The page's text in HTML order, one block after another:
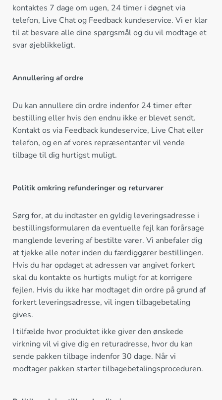
kontaktes 7 dage om ugen, 24 timer i døgnet via
telefon, Live Chat og Feedback kundeservice. Vi er klar
til at besvare alle dine spørgsmål og du vil modtage et
svar øjeblikkeligt.
Annullering af ordre
Du kan annullere din ordre indenfor 24 timer efter
bestilling eller hvis den endnu ikke er blevet sendt.
Kontakt os via Feedback kundeservice, Live Chat eller
telefon, og en af vores repræsentanter vil vende
tilbage til dig hurtigst muligt.
Politik omkring refunderinger og returvarer
Sørg for, at du indtaster en gyldig leveringsadresse i
bestillingsformularen da eventuelle fejl kan forårsage
manglende levering af bestilte varer. Vi anbefaler dig
at tjekke alle noter inden du færdiggører bestillingen.
Hvis du har opdaget at adressen var angivet forkert
skal du kontakte os hurtigts muligt for at korrigere
fejlen. Hvis du ikke har modtaget din ordre på grund af
forkert leveringsadresse, vil ingen tilbagebetaling
gives.
I tilfælde hvor produktet ikke giver den ønskede
virkning vil vi give dig en returadresse, hvor du kan
sende pakken tilbage indenfor 30 dage. Når vi
modtager pakken starter tilbagebetalingsproceduren.